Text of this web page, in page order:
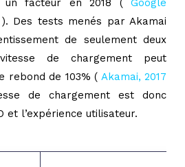
un facteur en 2018 ( Google
). Des tests menés par Akamai
de seulement deux
de chargement peut
rebond de 103% ( Akamai, 2017
de chargement est donc
et l’expérience utilisateur.